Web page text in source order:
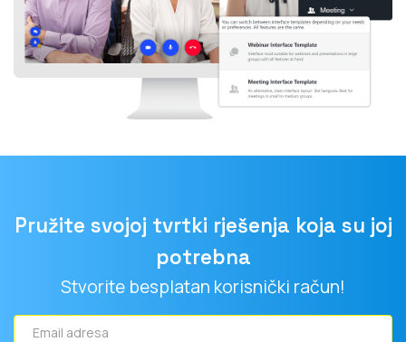
Pružite svojoj tvrtki rješenja koja su joj
potrebna
Stvorite besplatan korisnički račun!
Email